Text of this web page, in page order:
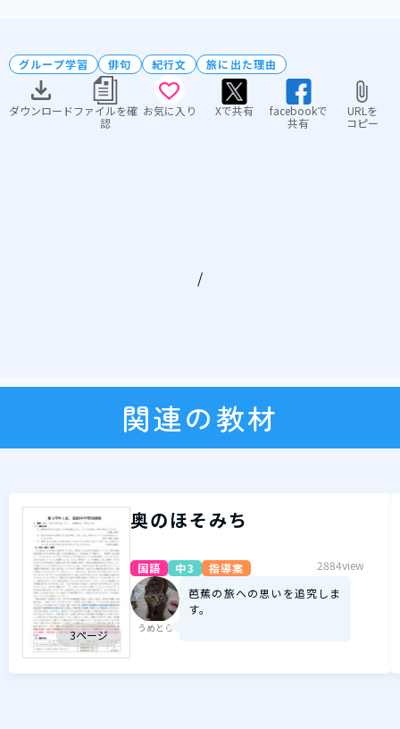
グループ学習 俳句 紀行文 旅に出た理由
ダウンロードファイルを確
認
お気に入り Xで共有
facebookで
共有
URLを
コピー
/
関連の教材
3ページ
奥のほそみち
国語 中3 指導案 2884view
うめとら
芭蕉の旅への思いを追究しま
す。